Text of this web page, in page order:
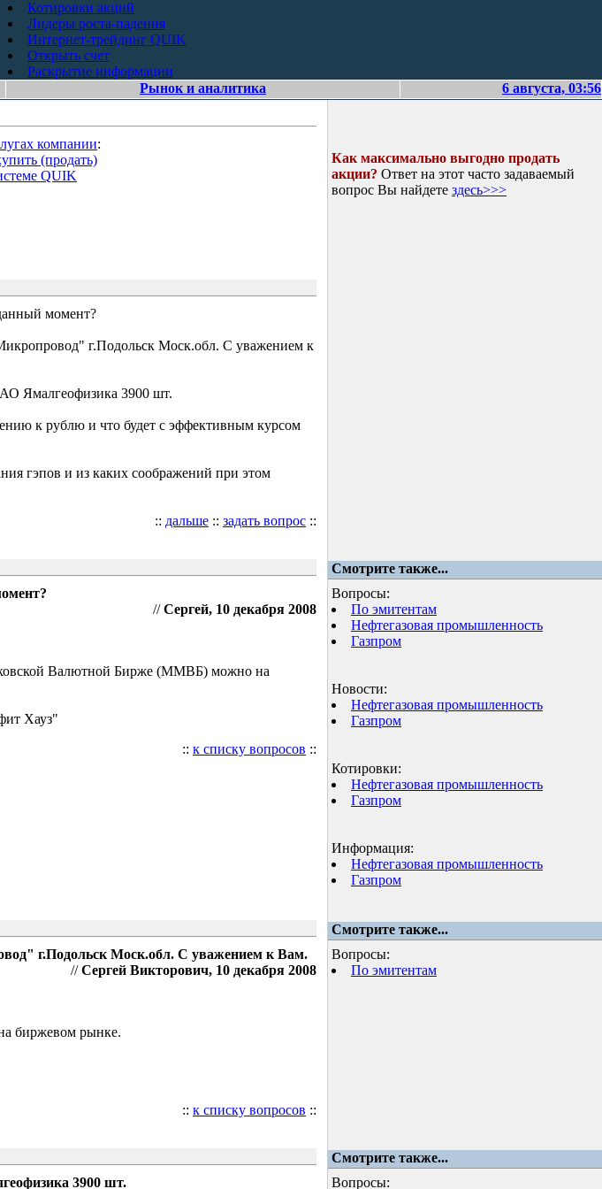
Котировки акций
Лидеры роста-падения
Интернет-трейдинг QUIK
Открыть счет
Раскрытие информации
Рынок и аналитика 6 августа, 03:56
компании:
(продать)
QUIK
момент?
г.Подольск Моск.обл. С уважением к
Ямалгеофизика 3900 шт.
к рублю и что будет с эффективным курсом
гэпов и из каких соображений при этом
:: дальше :: задать вопрос ::
Как максимально выгодно продать
акции? Ответ на этот часто задаваемый
вопрос Вы найдете здесь>>>
Смотрите также...
//Сергей, 10 декабря 2008
Валютной Бирже (ММВБ) можно на
Хауз"
:: к списку вопросов ::
Вопросы:
По эмитентам
Нефтегазовая промышленность
Газпром
Новости:
Нефтегазовая промышленность
Газпром
Котировки:
Нефтегазовая промышленность
Газпром
Информация:
Нефтегазовая промышленность
Газпром
Смотрите также...
г.Подольск Моск.обл. С уважением к Вам.
//Сергей Викторович, 10 декабря 2008
биржевом рынке.
:: к списку вопросов ::
Вопросы:
По эмитентам
Смотрите также...
3900 шт.
Вопросы: